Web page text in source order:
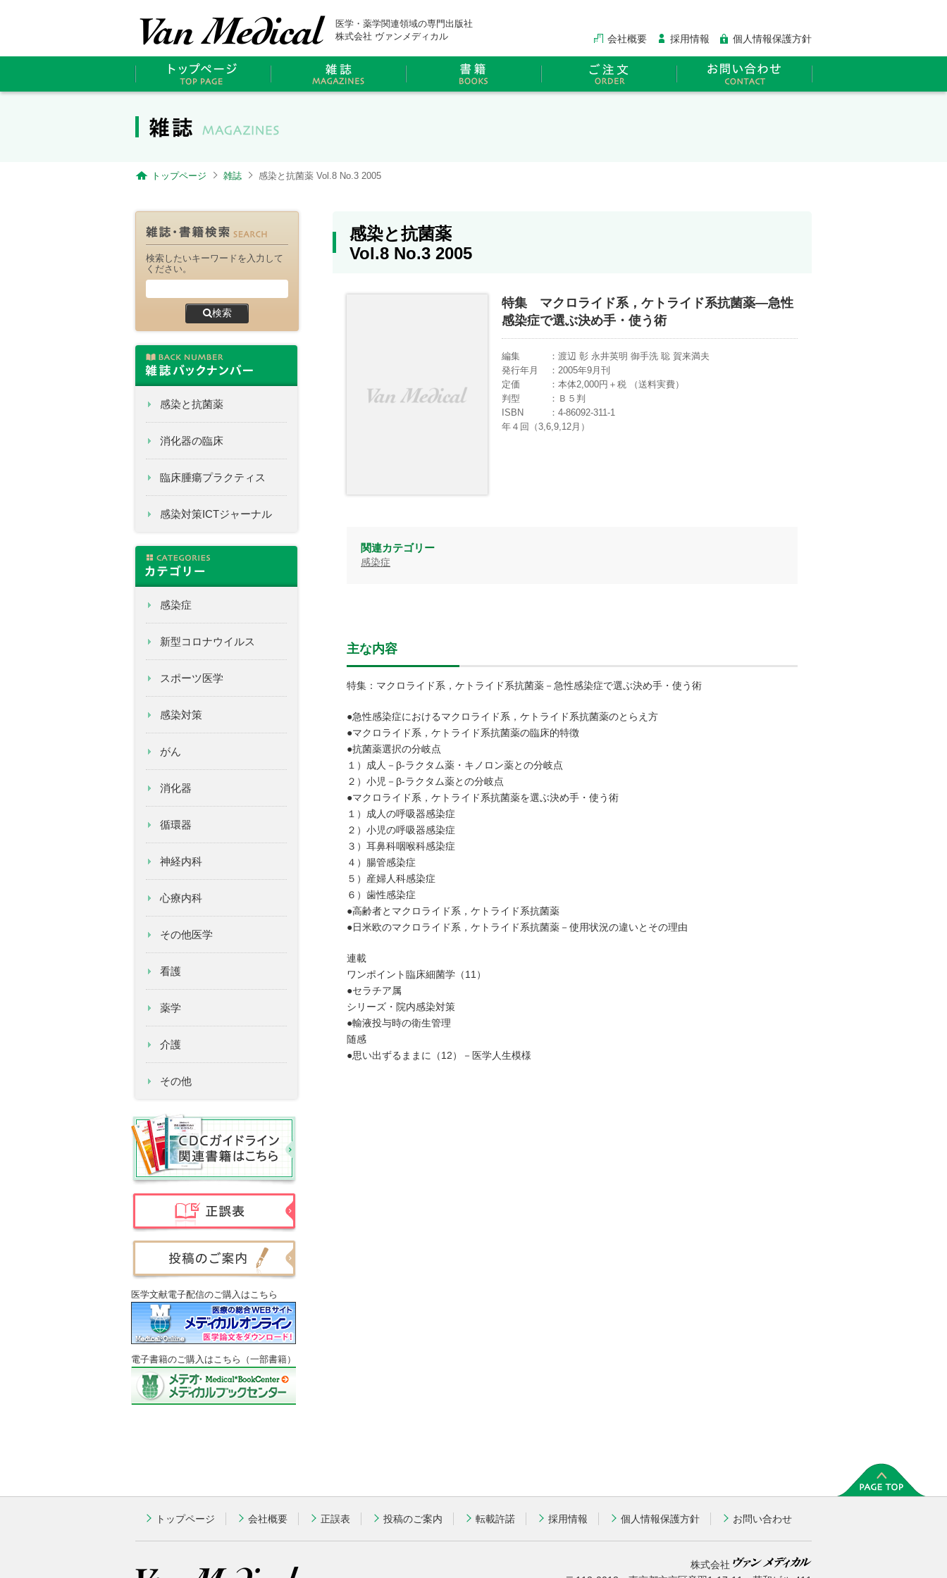
医学・薬学関連領域の専門出版社
株式会社 ヴァンメディカル
会社概要 採用情報 個人情報保護方針
トップページ 雑誌 感染と抗菌薬 Vol.8 No.3 2005
検索したいキーワードを入力して
ください。
検索
感染と抗菌薬
消化器の臨床
臨床腫瘍プラクティス
感染対策ICTジャーナル
感染症
新型コロナウイルス
スポーツ医学
感染対策
がん
消化器
循環器
神経内科
心療内科
その他医学
看護
薬学
介護
その他
医学文献電子配信のご購入はこちら
電子書籍のご購入はこちら（一部書籍）
感染と抗菌薬
Vol.8 No.3 2005
特集 マクロライド系，ケトライド系抗菌薬―急性
感染症で選ぶ決め手・使う術
編集
渡辺 彰 永井英明 御手洗 聡 賀来満夫
発行年月
2005年9月刊
定価
本体2,000円＋税 （送料実費）
判型
Ｂ５判
ISBN
4-86092-311-1
年４回（3,6,9,12月）
関連カテゴリー
感染症
主な内容
特集：マクロライド系，ケトライド系抗菌薬－急性感染症で選ぶ決め手・使う術
●急性感染症におけるマクロライド系，ケトライド系抗菌薬のとらえ方
●マクロライド系，ケトライド系抗菌薬の臨床的特徴
●抗菌薬選択の分岐点
１）成人－β-ラクタム薬・キノロン薬との分岐点
２）小児－β-ラクタム薬との分岐点
●マクロライド系，ケトライド系抗菌薬を選ぶ決め手・使う術
１）成人の呼吸器感染症
２）小児の呼吸器感染症
３）耳鼻科咽喉科感染症
４）腸管感染症
５）産婦人科感染症
６）歯性感染症
●高齢者とマクロライド系，ケトライド系抗菌薬
●日米欧のマクロライド系，ケトライド系抗菌薬－使用状況の違いとその理由
連載
ワンポイント臨床細菌学（11）
●セラチア属
シリーズ・院内感染対策
●輸液投与時の衛生管理
随感
●思い出ずるままに（12）－医学人生模様
トップページ 会社概要 正誤表 投稿のご案内 転載許諾 採用情報 個人情報保護方針 お問い合わせ
株式会社